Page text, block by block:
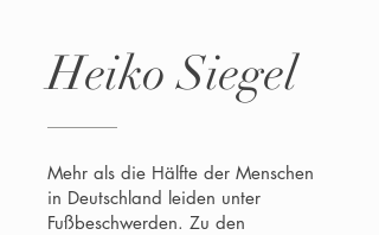
Heiko Siegel
Mehr als die Hälfte der Menschen
in Deutschland leiden unter
Fußbeschwerden. Zu den